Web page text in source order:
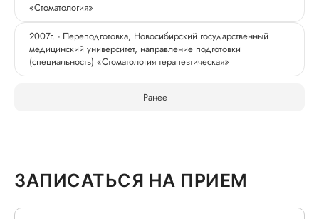
«Стоматология»
2007г. - Переподготовка, Новосибирский государственный
медицинский университет, направление подготовки
(специальность) «Стоматология терапевтическая»
Ранее
ЗАПИСАТЬСЯ НА ПРИЕМ